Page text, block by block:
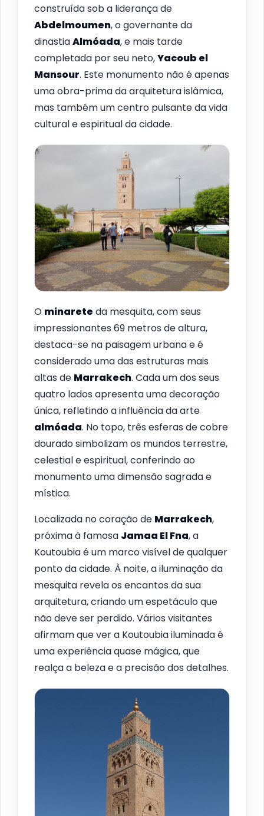
construída sob a liderança de
Abdelmoumen, o governante da
dinastiaAlmóada, e mais tarde
completada por seu neto,Yacoub el
Mansour. Este monumento não é apenas
uma obra-prima da arquitetura islâmica,
mas também um centro pulsante da vida
cultural e espiritual da cidade.
O minarete da mesquita, com seus
impressionantes 69 metros de altura,
destaca-se na paisagem urbana e é
considerado uma das estruturas mais
altas de Marrakech. Cada um dos seus
quatro lados apresenta uma decoração
única, refletindo a influência da arte
almóada. No topo, três esferas de cobre
dourado simbolizam os mundos terrestre,
celestial e espiritual, conferindo ao
monumento uma dimensão sagrada e
mística.
Localizada no coração de Marrakech,
próxima à famosa Jamaa El Fna, a
Koutoubia é um marco visível de qualquer
ponto da cidade. À noite, a iluminação da
mesquita revela os encantos da sua
arquitetura, criando um espetáculo que
não deve ser perdido. Vários visitantes
afirmam que ver a Koutoubia iluminada é
uma experiência quase mágica, que
realça a beleza e a precisão dos detalhes.